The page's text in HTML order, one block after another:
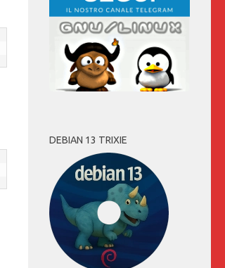
DEBIAN 13 TRIXIE